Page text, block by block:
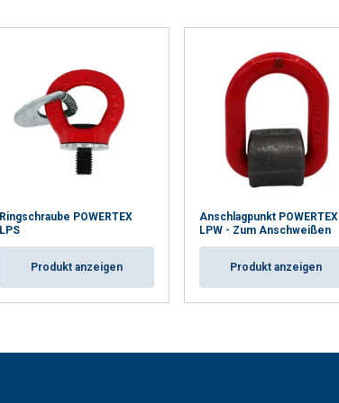
Ringschraube POWERTEX
LPS
Produkt anzeigen
Anschlagpunkt POWERTEX
LPW - Zum Anschweißen
Produkt anzeigen